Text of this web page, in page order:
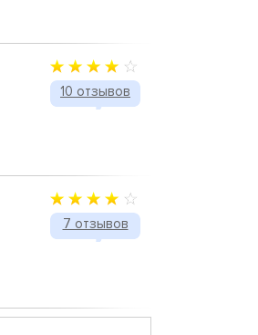
10 отзывов
7 отзывов